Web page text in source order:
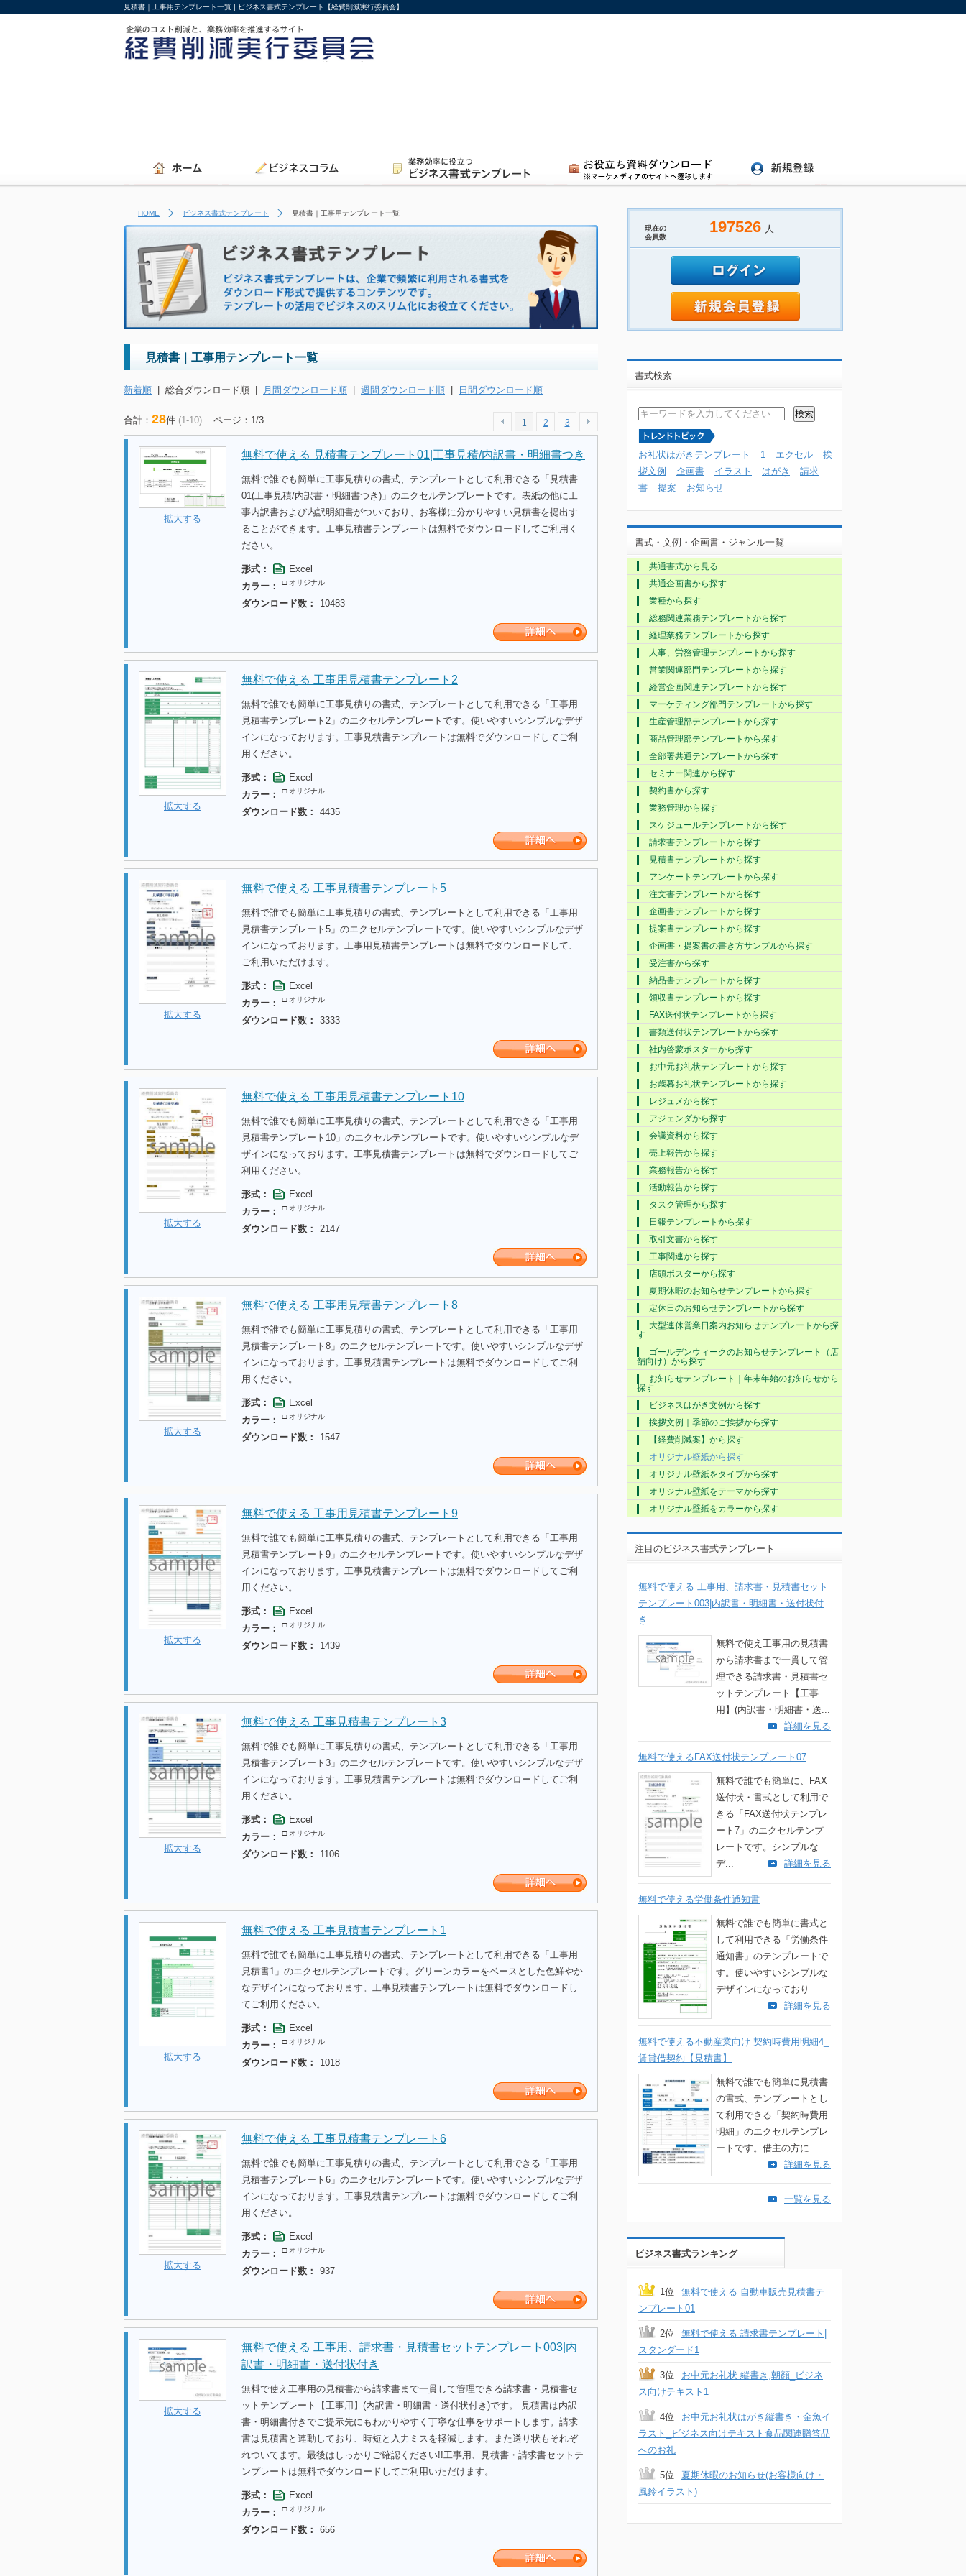
見積書｜工事用テンプレート一覧 | ビジネス書式テンプレート【経費削減実行委員会】
HOME ビジネス書式テンプレート 見積書｜工事用テンプレート一覧
見積書｜工事用テンプレート一覧
新着順 | 総合ダウンロード順 | 月間ダウンロード順 | 週間ダウンロード順 | 日間ダウンロード順
合計： 28件 (1-10) ページ：1/3 1 2 3
拡大する
無料で使える 見積書テンプレート01|工事見積/内訳書・明細書つき
無料で誰でも簡単に工事見積りの書式、テンプレートとして利用できる「見積書
01(工事見積/内訳書・明細書つき)」のエクセルテンプレートです。表紙の他に工
事内訳書および内訳明細書がついており、お客様に分かりやすい見積書を提出す
ることができます。工事見積書テンプレートは無料でダウンロードしてご利用く
ださい。
形式：
Excel
カラー：
□ オリジナル
ダウンロード数： 10483
拡大する
無料で使える 工事用見積書テンプレート2
無料で誰でも簡単に工事見積りの書式、テンプレートとして利用できる「工事用
見積書テンプレート2」のエクセルテンプレートです。使いやすいシンプルなデザ
インになっております。工事見積書テンプレートは無料でダウンロードしてご利
用ください。
形式：
Excel
カラー：
□ オリジナル
ダウンロード数： 4435
拡大する
無料で使える 工事見積書テンプレート5
無料で誰でも簡単に工事見積りの書式、テンプレートとして利用できる「工事用
見積書テンプレート5」のエクセルテンプレートです。使いやすいシンプルなデザ
インになっております。工事用見積書テンプレートは無料でダウンロードして、
ご利用いただけます。
形式：
Excel
カラー：
□ オリジナル
ダウンロード数： 3333
拡大する
無料で使える 工事用見積書テンプレート10
無料で誰でも簡単に工事見積りの書式、テンプレートとして利用できる「工事用
見積書テンプレート10」のエクセルテンプレートです。使いやすいシンプルなデ
ザインになっております。工事見積書テンプレートは無料でダウンロードしてご
利用ください。
形式：
Excel
カラー：
□ オリジナル
ダウンロード数： 2147
拡大する
無料で使える 工事用見積書テンプレート8
無料で誰でも簡単に工事見積りの書式、テンプレートとして利用できる「工事用
見積書テンプレート8」のエクセルテンプレートです。使いやすいシンプルなデザ
インになっております。工事見積書テンプレートは無料でダウンロードしてご利
用ください。
形式：
Excel
カラー：
□ オリジナル
ダウンロード数： 1547
拡大する
無料で使える 工事用見積書テンプレート9
無料で誰でも簡単に工事見積りの書式、テンプレートとして利用できる「工事用
見積書テンプレート9」のエクセルテンプレートです。使いやすいシンプルなデザ
インになっております。工事見積書テンプレートは無料でダウンロードしてご利
用ください。
形式：
Excel
カラー：
□ オリジナル
ダウンロード数： 1439
拡大する
無料で使える 工事見積書テンプレート3
無料で誰でも簡単に工事見積りの書式、テンプレートとして利用できる「工事用
見積書テンプレート3」のエクセルテンプレートです。使いやすいシンプルなデザ
インになっております。工事見積書テンプレートは無料でダウンロードしてご利
用ください。
形式：
Excel
カラー：
□ オリジナル
ダウンロード数： 1106
拡大する
無料で使える 工事見積書テンプレート1
無料で誰でも簡単に工事見積りの書式、テンプレートとして利用できる「工事用
見積書1」のエクセルテンプレートです。グリーンカラーをベースとした色鮮やか
なデザインになっております。工事見積書テンプレートは無料でダウンロードし
てご利用ください。
形式：
Excel
カラー：
□ オリジナル
ダウンロード数： 1018
拡大する
無料で使える 工事見積書テンプレート6
無料で誰でも簡単に工事見積りの書式、テンプレートとして利用できる「工事用
見積書テンプレート6」のエクセルテンプレートです。使いやすいシンプルなデザ
インになっております。工事見積書テンプレートは無料でダウンロードしてご利
用ください。
形式：
Excel
カラー：
□ オリジナル
ダウンロード数： 937
拡大する
無料で使える 工事用、請求書・見積書セットテンプレート003|内
訳書・明細書・送付状付き
無料で使え工事用の見積書から請求書まで一貫して管理できる請求書・見積書セ
ットテンプレート【工事用】(内訳書・明細書・送付状付き)です。 見積書は内訳
書・明細書付きでご提示先にもわかりやすく丁寧な仕事をサポートします。請求
書は見積書と連動しており、時短と入力ミスを軽減します。また送り状もそれぞ
れついてます。最後はしっかりご確認ください!!工事用、見積書・請求書セットテ
ンプレートは無料でダウンロードしてご利用いただけます。
形式：
Excel
カラー：
□ オリジナル
ダウンロード数： 656
現在の
会員数
197526 人
書式検索
お礼状はがきテンプレート 1 エクセル
挨
拶文例
企画書 イラスト はがき
請求
書
提案 お知らせ
書式・文例・企画書・ジャンル一覧
共通書式から見る
共通企画書から探す
業種から探す
総務関連業務テンプレートから探す
経理業務テンプレートから探す
人事、労務管理テンプレートから探す
営業関連部門テンプレートから探す
経営企画関連テンプレートから探す
マーケティング部門テンプレートから探す
生産管理部テンプレートから探す
商品管理部テンプレートから探す
全部署共通テンプレートから探す
セミナー関連から探す
契約書から探す
業務管理から探す
スケジュールテンプレートから探す
請求書テンプレートから探す
見積書テンプレートから探す
アンケートテンプレートから探す
注文書テンプレートから探す
企画書テンプレートから探す
提案書テンプレートから探す
企画書・提案書の書き方サンプルから探す
受注書から探す
納品書テンプレートから探す
領収書テンプレートから探す
FAX送付状テンプレートから探す
書類送付状テンプレートから探す
社内啓蒙ポスターから探す
お中元お礼状テンプレートから探す
お歳暮お礼状テンプレートから探す
レジュメから探す
アジェンダから探す
会議資料から探す
売上報告から探す
業務報告から探す
活動報告から探す
タスク管理から探す
日報テンプレートから探す
取引文書から探す
工事関連から探す
店頭ポスターから探す
夏期休暇のお知らせテンプレートから探す
定休日のお知らせテンプレートから探す
大型連休営業日案内お知らせテンプレートから探
す
ゴールデンウィークのお知らせテンプレート（店
舗向け）から探す
お知らせテンプレート｜年末年始のお知らせから
探す
ビジネスはがき文例から探す
挨拶文例｜季節のご挨拶から探す
【経費削減案】から探す
オリジナル壁紙から探す
オリジナル壁紙をタイプから探す
オリジナル壁紙をテーマから探す
オリジナル壁紙をカラーから探す
注目のビジネス書式テンプレート
無料で使える 工事用、請求書・見積書セット
テンプレート003|内訳書・明細書・送付状付
き
無料で使え工事用の見積書
から請求書まで一貫して管
理できる請求書・見積書セ
ットテンプレート【工事
用】(内訳書・明細書・送...
詳細を見る
無料で使えるFAX送付状テンプレート07
無料で誰でも簡単に、FAX
送付状・書式として利用で
きる「FAX送付状テンプレ
ート7」のエクセルテンプ
レートです。シンプルな
デ...
詳細を見る
無料で使える労働条件通知書
無料で誰でも簡単に書式と
して利用できる「労働条件
通知書」のテンプレートで
す。使いやすいシンプルな
デザインになっており...
詳細を見る
無料で使える不動産業向け 契約時費用明細4_
賃貸借契約【見積書】
無料で誰でも簡単に見積書
の書式、テンプレートとし
て利用できる「契約時費用
明細」のエクセルテンプレ
ートです。借主の方に...
詳細を見る
一覧を見る
ビジネス書式ランキング
1位
無料で使える 自動車販売見積書テ
ンプレート01
2位
無料で使える 請求書テンプレート|
スタンダード1
3位
お中元お礼状 縦書き,朝顔_ビジネ
ス向けテキスト1
4位
お中元お礼状はがき縦書き・金魚イ
ラスト_ビジネス向けテキスト食品関連贈答品
へのお礼
5位
夏期休暇のお知らせ(お客様向け・
風鈴イラスト)